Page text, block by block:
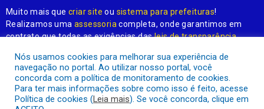
Muito mais quecriar site ou sistema para prefeituras!
Realizamos umaassessoria completa, onde garantimos em
contrato que todas as exigências dasleis de transparência
Conheça oPNTP e oRadar da Transparência Pública
Nós usamos cookies para melhorar sua experiência de
navegação no portal. Ao utilizar nosso portal, você
concorda com a política de monitoramento de cookies.
Para ter mais informações sobre como isso é feito, acesse
Política de cookies (Leia mais). Se você concorda, clique em